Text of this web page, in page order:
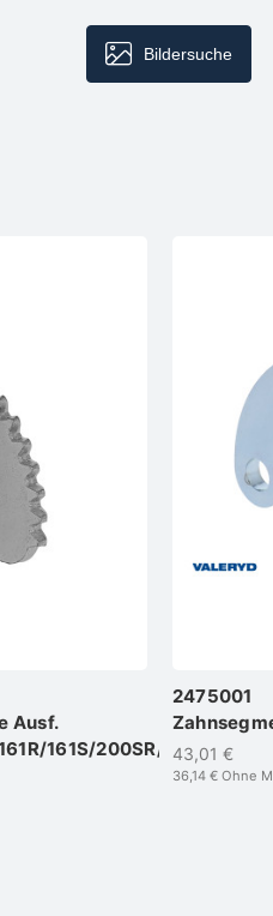
Bildersuche
Ausf.
161S/200SR/251S
2475001
43,01 €
36,14 €Ohne